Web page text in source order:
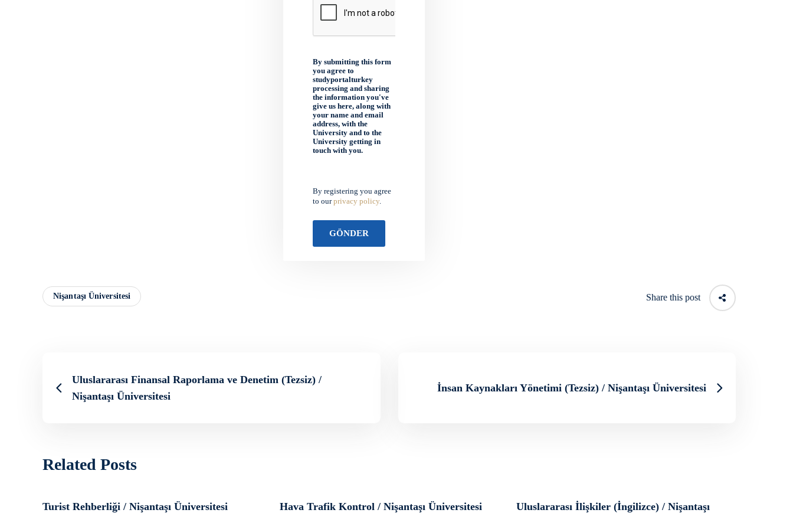
By submitting this form
you agree to
studyportalturkey
processing and sharing
the information you've
give us here, along with
your name and email
address, with the
University and to the
University getting in
touch with you.
By registering you agree
to ourprivacy policy.
Nişantaşı Üniversitesi Share this post
Uluslararası Finansal Raporlama ve Denetim (Tezsiz) /
Nişantaşı Üniversitesi
İnsan Kaynakları Yönetimi (Tezsiz) / Nişantaşı Üniversitesi
Related Posts
Turist Rehberliği / Nişantaşı Üniversitesi Hava Trafik Kontrol / Nişantaşı Üniversitesi
Uluslararası İlişkiler (İngilizce) / Nişantaşı